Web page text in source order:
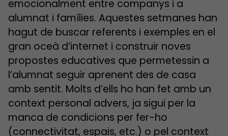
emocionalment entre companys i a
alumnat i famílies. Aquestes setmanes han
hagut de buscar referents i exemples en el
gran oceà d’internet i construir noves
propostes educatives que permetessin a
l’alumnat seguir aprenent des de casa
amb sentit. Molts d’ells ho han fet amb un
context personal advers, ja sigui per la
manca de condicions per fer-ho
(connectivitat, espais, etc.) o pel context